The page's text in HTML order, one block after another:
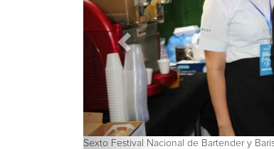
Sexto Festival Nacional de Bartender